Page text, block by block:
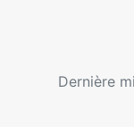
Dernière